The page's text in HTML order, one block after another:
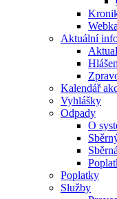
Aktuální
Kalendář
Vyhlášky
Odpady
O
Poplatky
Služby